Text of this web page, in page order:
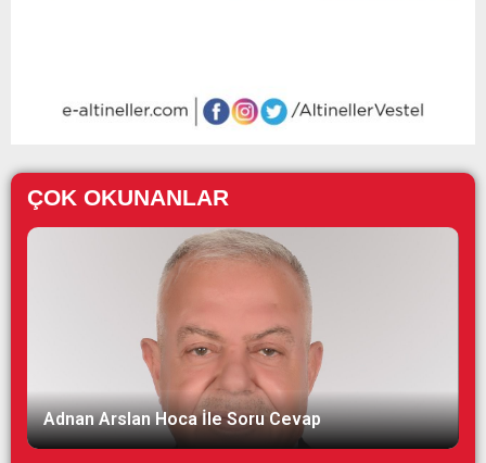
ÇOK OKUNANLAR
Adnan Arslan Hoca İle Soru Cevap